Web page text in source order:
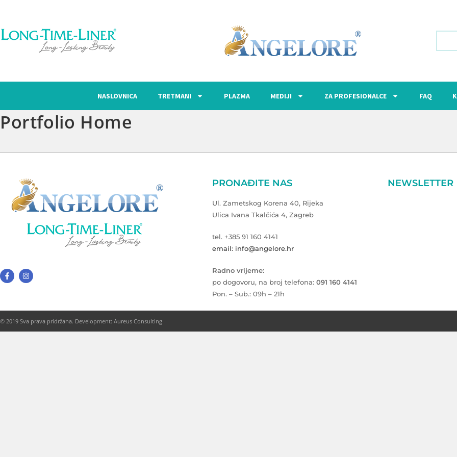
NASLOVNICA TRETMANI PLAZMA MEDIJI ZA PROFESIONALCE FAQ
Portfolio Home
PRONAĐITE NAS
Ul. Zametskog Korena 40, Rijeka
Ulica Ivana Tkalčića 4, Zagreb
tel. +385 91 160 4141
email: info@angelore.hr
Radno vrijeme:
po dogovoru, na broj telefona: 091 160 4141
Pon. – Sub.: 09h – 21h
NEWSLETTER
© 2019 Sva prava pridržana. Development: Aureus Consulting